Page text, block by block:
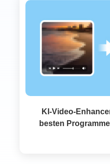
KI-Video-
besten